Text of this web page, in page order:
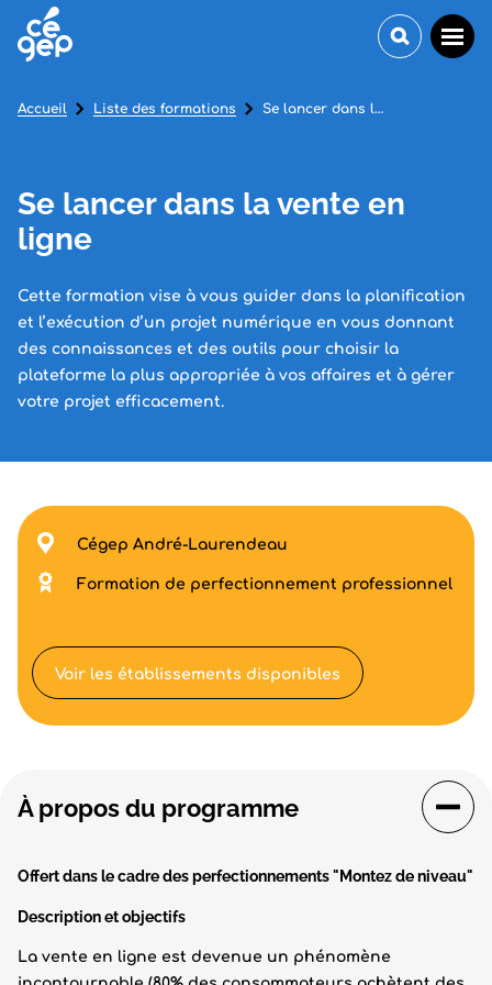
Se lancer dans la vente en
ligne
Cette formation vise à vous guider dans la planification
et l’exécution d’un projet numérique en vous donnant
des connaissances et des outils pour choisir la
plateforme la plus appropriée à vos affaires et à gérer
votre projet efficacement.
Accueil Liste des formations Se lancer dans la vente en ligne
À propos du programme
Offert dans le cadre des perfectionnements "Montez de niveau"
Description et objectifs
La vente en ligne est devenue un phénomène
Cégep André-Laurendeau
Formation de perfectionnement professionnel
Voir les établissements disponibles